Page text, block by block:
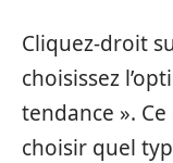
Cliquez-droit
choisissez
tendance ».
choisir quel